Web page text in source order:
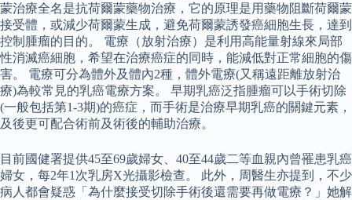
蒙治療全名是抗荷爾蒙藥物治療，它的原理是用藥物阻斷荷爾蒙
接受體，或減少荷爾蒙生成，避免荷爾蒙誘發癌細胞生長，達到
控制腫瘤的目的。 電療（放射治療）是利用高能量射線來局部
性消滅癌細胞，希望在治療癌症的同時，能減低對正常細胞的傷
害。 電療可分為體外及體內2種，體外電療(又稱遠距離放射治
療)為較常見的乳癌電療方案。 早期乳癌泛指腫瘤可以手術切除
(一般包括第1-3期)的癌症，而手術是治療早期乳癌的關鍵元素，
及後更可配合術前及術後的輔助治療。
目前國健署提供45至69歲婦女、40至44歲二等血親內曾罹患乳癌
婦女，每2年1次乳房X光攝影檢查。 此外，周醫生亦提到，不少
病人都會疑惑「為什麼接受切除手術後還需要再做電療？」她解